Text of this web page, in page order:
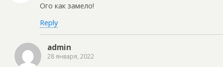
Ого как замело!
Reply
admin
28 января, 2022